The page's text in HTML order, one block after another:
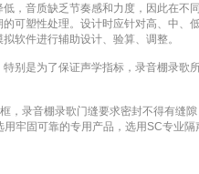
，音质缺乏节奏感和力度，因此在不
可塑性处理。设计时应针对高、中、
软件进行辅助设计、验算、调整。
别是为了保证声学指标，录音棚录歌
录音棚录歌门缝要求密封不得有缝
牢固可靠的专用产品，选用SC专业隔